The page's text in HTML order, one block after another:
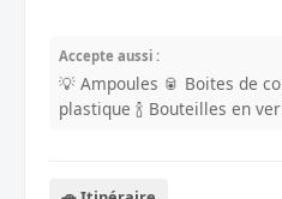
Accepte aussi :
💡 Ampoules 🥫 Boites de
plastique 🍾 Bouteilles en